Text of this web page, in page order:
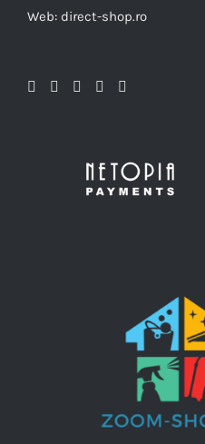
Web: direct-shop.ro